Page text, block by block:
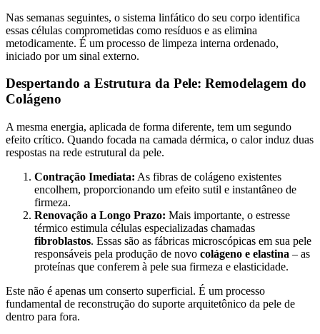
Nas semanas seguintes, o sistema linfático do seu corpo identifica
essas células comprometidas como resíduos e as elimina
metodicamente. É um processo de limpeza interna ordenado,
iniciado por um sinal externo.
Despertando a Estrutura da Pele: Remodelagem do
Colágeno
A mesma energia, aplicada de forma diferente, tem um segundo
efeito crítico. Quando focada na camada dérmica, o calor induz duas
respostas na rede estrutural da pele.
Contração Imediata: As fibras de colágeno existentes
encolhem, proporcionando um efeito sutil e instantâneo de
firmeza.
Renovação a Longo Prazo: Mais importante, o estresse
térmico estimula células especializadas chamadas
fibroblastos. Essas são as fábricas microscópicas em sua pele
responsáveis pela produção de novo colágeno e elastina – as
proteínas que conferem à pele sua firmeza e elasticidade.
Este não é apenas um conserto superficial. É um processo
fundamental de reconstrução do suporte arquitetônico da pele de
dentro para fora.